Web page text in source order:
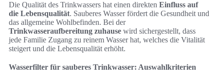
Die Qualität des Trinkwassers hat einen direkten Einfluss auf
die Lebensqualität. Sauberes Wasser fördert die Gesundheit und
das allgemeine Wohlbefinden. Bei der
Trinkwasseraufbereitung zuhause wird sichergestellt, dass
jede Familie Zugang zu reinem Wasser hat, welches die Vitalität
steigert und die Lebensqualität erhöht.
Wasserfilter für sauberes Trinkwasser: Auswahlkriterien